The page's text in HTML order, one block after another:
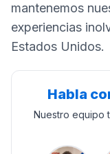
mantenemos
experiencias
Estados Unidos.
Habla
Nuestro equipo